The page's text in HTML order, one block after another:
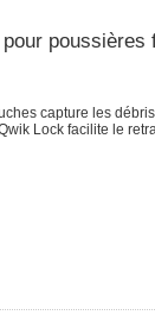
poussières
capture les
Lock facilite le